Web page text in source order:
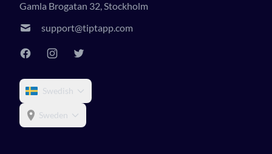
Gamla Brogatan 32, Stockholm
support@tiptapp.com
Swedish
Sweden